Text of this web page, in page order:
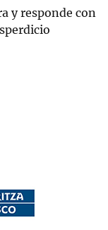
y responde con